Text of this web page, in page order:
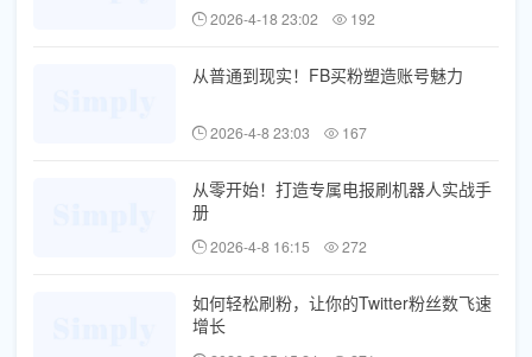
2026-4-18 23:02 192
从普通到现实！FB买粉塑造账号魅力
2026-4-8 23:03 167
从零开始！打造专属电报刷机器人实战手
册
2026-4-8 16:15 272
如何轻松刷粉，让你的Twitter粉丝数飞速
增长